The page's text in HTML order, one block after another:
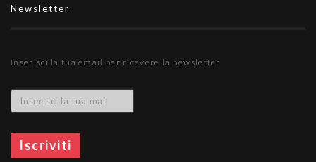
Newsletter
Inserisci la tua email per ricevere la newsletter